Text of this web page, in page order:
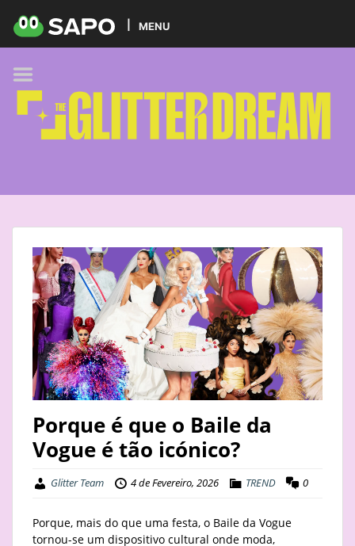
MENU
Porque é que o Baile da
Vogue é tão icónico?
Glitter Team 4 de Fevereiro, 2026 TREND 0
Porque, mais do que uma festa, o Baile da Vogue
tornou-se um dispositivo cultural onde moda,
HOME
PODCAST
GLITTER BRANDS
KIDS
TREND
BEAUTY
PETS
MUSIC
STAY
BUSINESS
ABOUT